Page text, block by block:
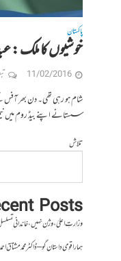
پاکستان
خوشیوں کا ملک :
11/02/2016
شام ہو رہی تھی۔ دن بھر آفس
سستانے اپنے بیڈ روم میں
تلاش
Posts
وزارتِ اعلیٰ ، وژن نہیں ، خاندانی
ہمارا قومی داستان گو – ڈاکٹر محمد مشتاق